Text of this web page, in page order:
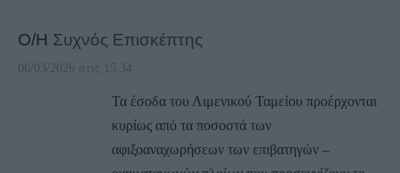
Ο/Η Συχνός Επισκέπτης
06/03/2026 στις 15:34
Τα έσοδα του Λιμενικού Ταμείου προέρχονται
κυρίως από τα ποσοστά των
αφιξοαναχωρήσεων των επιβατηγών –